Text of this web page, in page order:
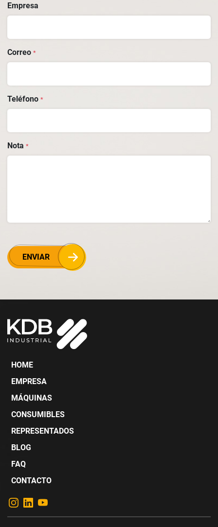
Empresa
Correo *
Teléfono *
Nota *
ENVIAR
HOME
EMPRESA
MÁQUINAS
CONSUMIBLES
REPRESENTADOS
BLOG
FAQ
CONTACTO